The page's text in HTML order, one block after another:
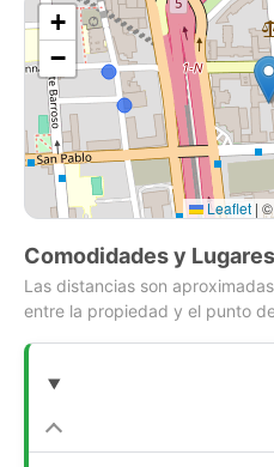
+
−
Leaflet | ©
Comodidades y
Las distancias son
entre la propiedad y el punto